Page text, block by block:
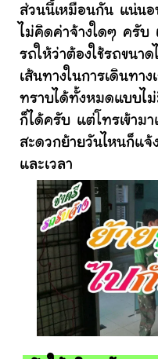
ส่วนนี้เหมือนกัน แน่นอ
ไม่คิดค่าจ้างใดๆ ครับ
รถให้ว่าต้องใช้รถขนา
เส้นทางในการเดินทา
ทราบได้ทั้งหมดแบบไม่
ก็ได้ครับ แต่โทรเข้าม
สะดวกย้ายวันไหนก็แ
และเวลา